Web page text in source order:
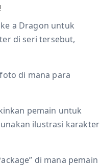
a Dragon untuk
di seri tersebut,
di mana para
pemain untuk
ilustrasi karakter
di mana pemain